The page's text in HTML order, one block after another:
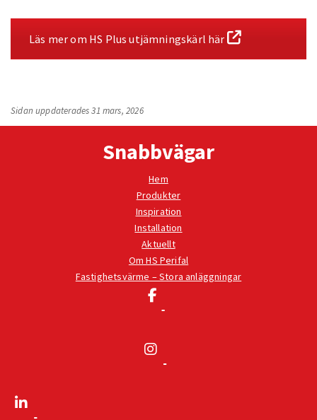
Läs mer om HS Plus utjämningskärl här
Sidan uppdaterades 31 mars, 2026
Snabbvägar
Hem
Produkter
Inspiration
Installation
Aktuellt
Om HS Perifal
Fastighetsvärme – Stora anläggningar